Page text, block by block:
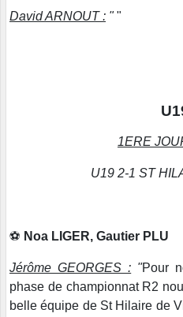
David ARNOUT : ""
1ERE
U19 2-1 ST
⚽️ Noa LIGER, Gautier PLU
Jérôme GEORGES : "Pour
phase de championnat R2
belle équipe de St Hilaire de